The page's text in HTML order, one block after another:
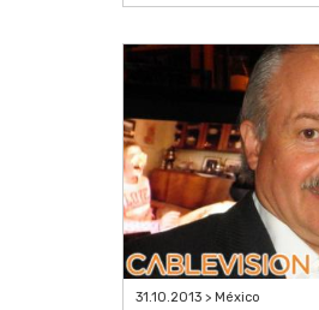
31.10.2013 > México